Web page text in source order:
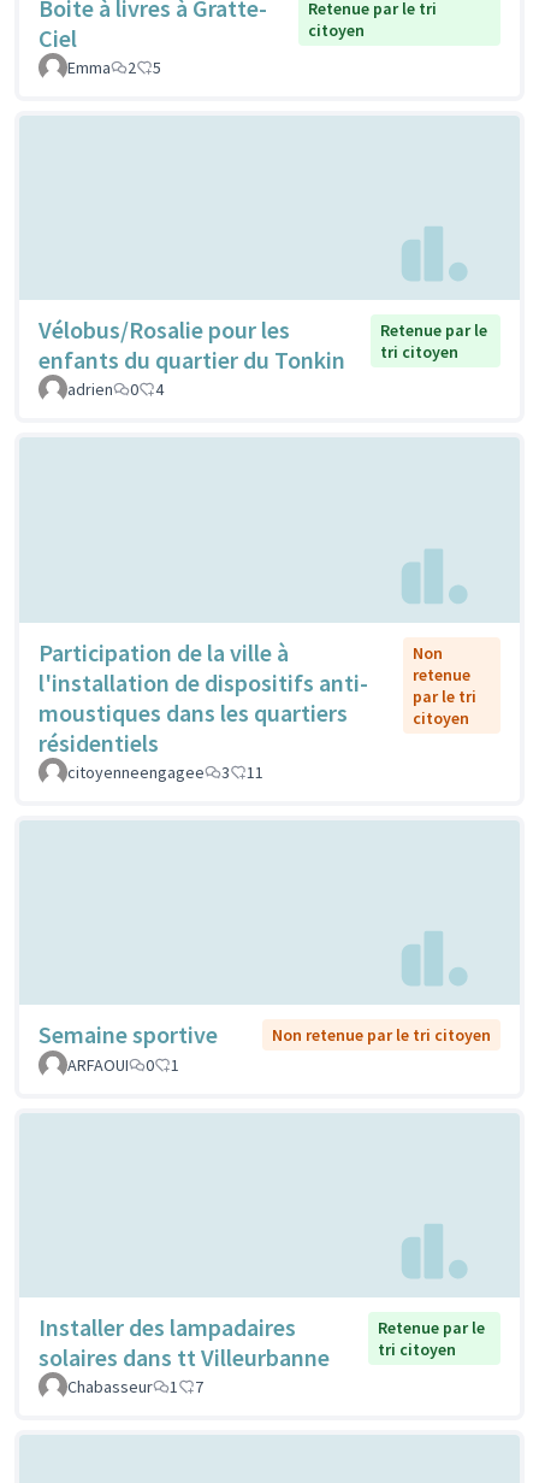
Boite à livres à Gratte-
Ciel
Retenue par le tri
citoyen
Emma
2 5
Vélobus/Rosalie pour les
enfants du quartier du Tonkin
Retenue par le
tri citoyen
adrien
0 4
Participation de la ville à
l'installation de dispositifs anti-
moustiques dans les quartiers
résidentiels
Non
retenue
par le tri
citoyen
citoyenneengagee 3 11
Semaine sportive
Non retenue par le tri citoyen
ARFAOUI
0 1
Installer des lampadaires
solaires dans tt Villeurbanne
Retenue par le
tri citoyen
Chabasseur
1 7